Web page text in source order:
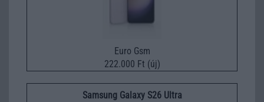
Euro Gsm
222.000 Ft (új)
Samsung Galaxy S26 Ultra